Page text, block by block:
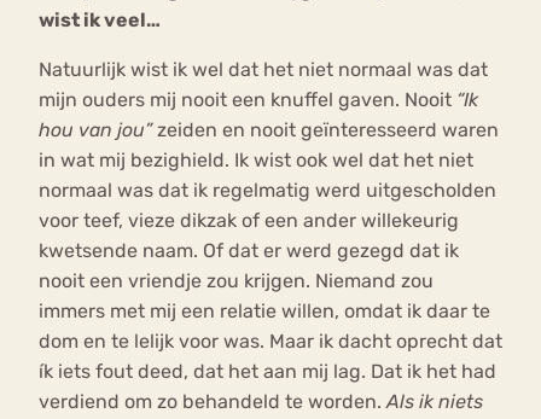
wist ik veel…
Natuurlijk wist ik wel dat het niet normaal was dat
mijn ouders mij nooit een knuffel gaven. Nooit “Ik
hou van jou”zeiden en nooit geïnteresseerd waren
in wat mij bezighield. Ik wist ook wel dat het niet
normaal was dat ik regelmatig werd uitgescholden
voor teef, vieze dikzak of een ander willekeurig
kwetsende naam. Of dat er werd gezegd dat ik
nooit een vriendje zou krijgen. Niemand zou
immers met mij een relatie willen, omdat ik daar te
dom en te lelijk voor was. Maar ik dacht oprecht dat
ík iets fout deed, dat het aan mij lag. Dat ik het had
verdiend om zo behandeld te worden.Als ik niets